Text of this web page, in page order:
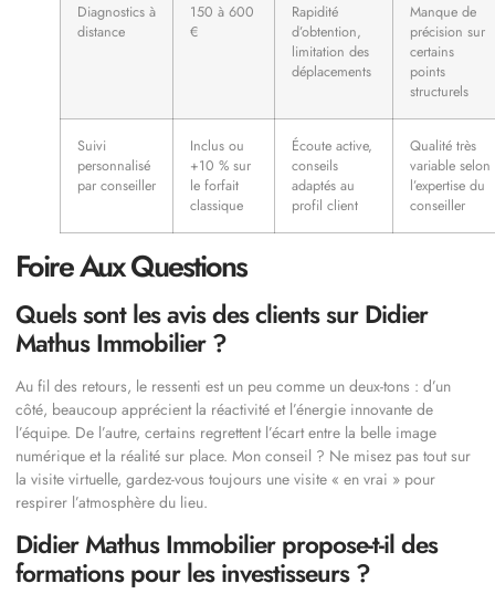
Diagnostics à
distance
150 à 600
€
Rapidité
d’obtention,
limitation des
déplacements
Manque de
précision sur
certains
points
structurels
Suivi
personnalisé
par conseiller
Inclus ou
+10 % sur
le forfait
classique
Écoute active,
conseils
adaptés au
profil client
Qualité très
variable selon
l’expertise du
conseiller
Foire Aux Questions
Quels sont les avis des clients sur Didier
Mathus Immobilier ?
Au fil des retours, le ressenti est un peu comme un deux-tons : d’un
côté, beaucoup apprécient la réactivité et l’énergie innovante de
l’équipe. De l’autre, certains regrettent l’écart entre la belle image
numérique et la réalité sur place. Mon conseil ? Ne misez pas tout sur
la visite virtuelle, gardez-vous toujours une visite « en vrai » pour
respirer l’atmosphère du lieu.
Didier Mathus Immobilier propose-t-il des
formations pour les investisseurs ?